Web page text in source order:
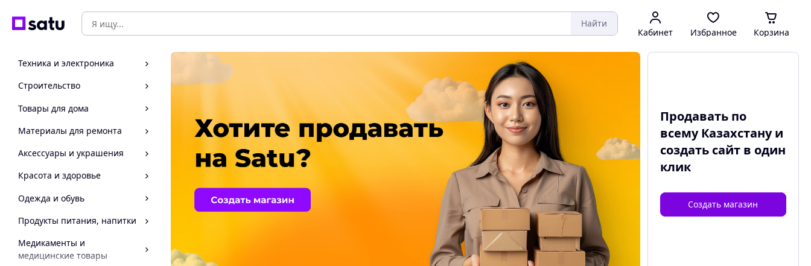
Найти
Кабинет Избранное Корзина
Техника и электроника
Строительство
Товары для дома
Материалы для ремонта
Аксессуары и украшения
Красота и здоровье
Одежда и обувь
Продукты питания, напитки
Медикаменты и
медицинские товары
Продавать по
всему Казахстану и
создать сайтв один
клик
Создать магазин